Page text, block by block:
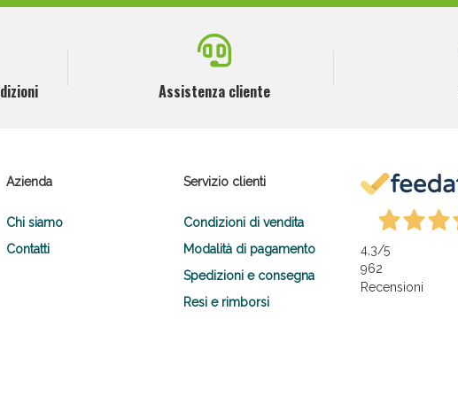
Assistenza cliente
Azienda
Chi siamo
Contatti
Servizio clienti
Condizioni di vendita
Modalità di pagamento
Spedizioni e consegna
Resi e rimborsi
4,3/5
962
Recensioni